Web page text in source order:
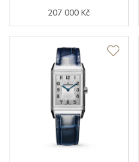
Modelová řada
207 000 Kč